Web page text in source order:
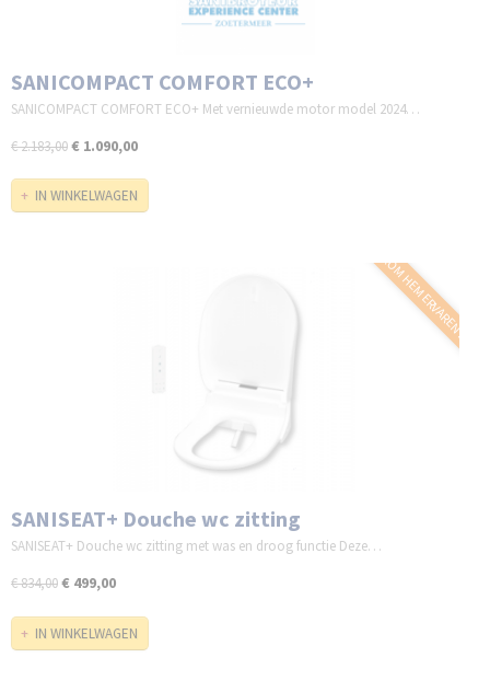
SANICOMPACT COMFORT ECO+
SANICOMPACT COMFORT ECO+ Met vernieuwde motor model 2024…
€ 2.183,00€ 1.090,00
IN WINKELWAGEN
KOM HEM ERVAREN !!
SANISEAT+ Douche wc zitting
SANISEAT+ Douche wc zitting met was en droog functie Deze…
€ 834,00€ 499,00
IN WINKELWAGEN